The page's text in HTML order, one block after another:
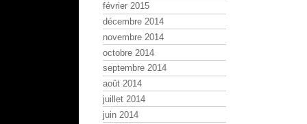
février 2015
décembre 2014
novembre 2014
octobre 2014
septembre 2014
août 2014
juillet 2014
juin 2014